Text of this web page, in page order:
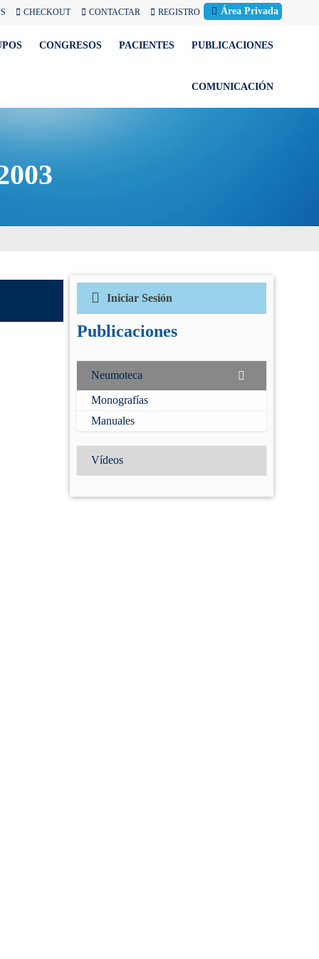
CHECKOUT CONTACTAR REGISTRO Área Privada
CONGRESOS PACIENTES PUBLICACIONES
COMUNICACIÓN
Iniciar Sesión
Correo electrónico
Contraseña (Obligatorio)
¿Has olividado tu
contraseña?
Publicaciones
Neumoteca
Monografías
Manuales
Vídeos